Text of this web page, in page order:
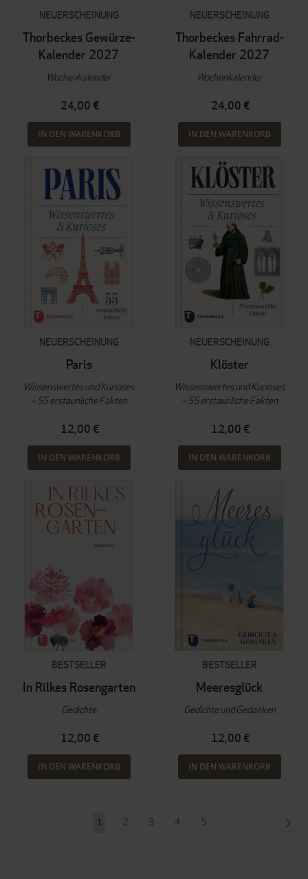
NEUERSCHEINUNG
Thorbeckes Gewürze-
Kalender 2027
Wochenkalender
24,00 €
IN DEN WARENKORB
NEUERSCHEINUNG
Thorbeckes Fahrrad-
Kalender 2027
Wochenkalender
24,00 €
IN DEN WARENKORB
NEUERSCHEINUNG
Paris
Wissenswertes und Kurioses
– 55 erstaunliche Fakten
12,00 €
IN DEN WARENKORB
NEUERSCHEINUNG
Klöster
Wissenswertes und Kurioses
– 55 erstaunliche Fakten
12,00 €
IN DEN WARENKORB
BESTSELLER
In Rilkes Rosengarten
Gedichte
12,00 €
IN DEN WARENKORB
BESTSELLER
Meeresglück
Gedichte und Gedanken
12,00 €
IN DEN WARENKORB
Sie
1 Seite
2 Seite
3 Seite
4 Seite
5